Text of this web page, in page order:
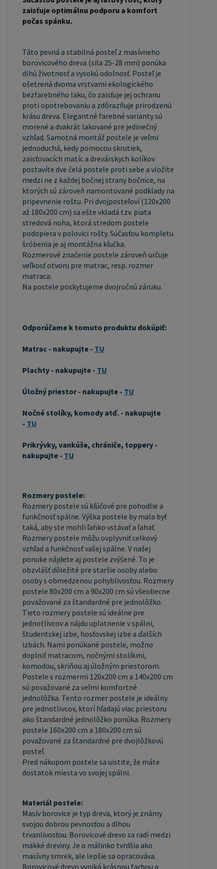
študentskej izbe, hosťovskej izbe a ďalších izbách.
Nami ponúkané postele, možno doplniť
cm a 140x200 cm sú považované za veľmi
komfortné jednolôžka. Tento rozmer postele je
ideálny pre jednotlivcov, ktorí hľadajú viac
priestoru ako štandardné jednolôžko ponúka.
Rozmery postele 160x200 cm a 180x200 cm sú
považované za štandardné pre dvojlôžkovú posteľ.
Pred nákupom postele sa uistite, že máte
dostatok miesta vo svojej spálni. Materiál postele:
Masív borovice je typ dreva, ktorý je známy svojou
dobrou pevnosťou a dlhou trvanlivosťou.
Borovicové drevo sa radí medzi mäkké dreviny. Je
o málinko tvrdšia ako masívny smrek, ale lepšie sa
opracováva. Borovicové drevo vyniká krásnou
farbou a okúzľujúcou kresbou. Má svetlú farbu,
ktorá vďaka obsahu jadra miestami prechádza až
do oranžovo hnedého alebo červenkastého
odtieňa. Tento materiál je často používaný v
nábytkárstve, napríklad na výrobu postelí alebo
knižníc. Výrobky z masívu borovice sú obľúbené pre
troch základných častí: rámu, roštu a matraca.
Rám postele môže byť vyrobený z rôznych
Do rámu sa vkladá rošt. Matrac je položený na
rošt a môže byť vyrobený z rôznych materiálov,
vrátane peny, latexu alebo pružín. Matrac: Veľkosť
matraca by mala zodpovedať rozmerom postele.
Matrac sa delí podľa materiálu výroby na matrace
peny, pružinové matrace, taštičkové matrace,
byť mäkké, stredne tvrdé (H2, H3), tvrdé alebo
veľmi tvrdé (H4). Tvrdosť matraca je dôležitý
faktor, ktorý ovplyvňuje pohodlie a podporu, ktorú
matrac poskytuje. Pri výbere matraca je dôležité
zvážiť niekoľko faktorov, vrátane vašej
preferovanej polohy spánku, vašej telesnej
hmotnosti a akékoľvek zdravotné problémy, ktoré
môžete mať. Latkový rošt ZADARMO: Latkový
rošt je ideálnou voľbou pre tých, ktorí hľadajú
kvalitný, pohodlný a cenovo dostupný podklad pod
matrac. Latkový rošt sa skladá z drevených líšt,
ktoré sú spojené textíliou. Rošt poskytuje dobrú
podporu tela, cirkuláciu vzduchu a odvádzanie
vlhkosti. Rošt postele je tvorený 12 priečkami,
ktoré sú spojené textíliou, priečky roštu sú z
masívu borovice. Medzery medzi priečkami sú cca
11 cm. Spracovanie - lakovaná posteľ: Lakované
postele sú obľúbené pre svoj elegantný vzhľad a
odolnosť. Lakovaný povrch je hladký, ľahko sa čistí
a je odolný voči poškriabaniu a opotrebovaniu. Je
však dôležité mať na pamäti, že biela farba je
obzvlášť citlivá na nežiaduce vonkajšie faktory,
ako je slnečné žiarenie. Dlhodobé vystavenie
vizuálne zmeny v podobe zafarbenia. Máte záujem
o veľkoobchodnú spoluprácu? Alebo chcete získať
zaujímavú cenovú ponuku na väčšie množstvo
našich produktov? Obchodníkom a firmám,
ponúkame možnosť nákupu na veľkoobchodné
zaisťuje optimálnu podporu a komfort
počas spánku.
Táto pevná a stabilná posteľ z masívneho
borovicového dreva (sila 25-28 mm) ponúka
dlhú životnosť a vysokú odolnosť. Posteľ je
ošetrená dvoma vrstvami ekologického
bezfarebného laku, čo zaisťuje jej ochranu
proti opotrebovaniu a zdôrazňuje prirodzenú
krásu dreva. Elegantné farebné varianty sú
morené a dvakrát lakované pre jedinečný
vzhľad. Samotná montáž postele je veľmi
jednoduchá, kedy pomocou skrutiek,
zaisťovacích matíc a drevárskych kolíkov
postavíte dve čelá postele proti sebe a vložíte
medzi ne z každej bočnej strany bočnice, na
ktorých sú zároveň namontované podklady na
pripevnenie roštu. Pri dvojposteľoví (120x200
až 180x200 cm) sa ešte vkladá tzv. piata
stredová noha, ktorá stredom postele
podopiera v polovici rošty. Súčasťou kompletu
šróbenia je aj montážna kľučka.
Rozmerové značenie postele zároveň určuje
veľkosť otvoru pre matrac, resp. rozmer
matraca.
Na postele poskytujeme dvojročnú záruku.
Odporúčame k tomuto produktu dokúpiť:
Matrac - nakupujte - TU
Plachty - nakupujte - TU
Úložný priestor - nakupujte - TU
Nočné stolíky, komody atď. - nakupujte
- TU
Prikrývky, vankúše, chrániče, toppery -
nakupujte - TU
Rozmery postele:
Rozmery postele sú kľúčové pre pohodlie a
funkčnosť spálne. Výška postele by mala byť
taká, aby ste mohli ľahko vstávať a ľahať.
Rozmery postele môžu ovplyvniť celkový
vzhľad a funkčnosť vašej spálne. V našej
ponuke nájdete aj postele zvýšené. To je
obzvlášť dôležité pre staršie osoby alebo
osoby s obmedzenou pohyblivosťou. Rozmery
postele 80x200 cm a 90x200 cm sú všeobecne
považované za štandardné pre jednolôžko.
Tieto rozmery postele sú ideálne pre
jednotlivcov a nájdu uplatnenie v spálni,
študentskej izbe, hosťovskej izbe a ďalších
izbách. Nami ponúkané postele, možno
doplniť matracom, nočnými stolíkmi,
komodou, skriňou aj úložným priestorom.
Postele s rozmermi 120x200 cm a 140x200 cm
sú považované za veľmi komfortné
jednolôžka. Tento rozmer postele je ideálny
pre jednotlivcov, ktorí hľadajú viac priestoru
ako štandardné jednolôžko ponúka. Rozmery
postele 160x200 cm a 180x200 cm sú
považované za štandardné pre dvojlôžkovú
posteľ.
Pred nákupom postele sa uistite, že máte
dostatok miesta vo svojej spálni.
Materiál postele:
Masív borovice je typ dreva, ktorý je známy
svojou dobrou pevnosťou a dlhou
trvanlivosťou. Borovicové drevo sa radí medzi
mäkké dreviny. Je o málinko tvrdšia ako
masívny smrek, ale lepšie sa opracováva.
Borovicové drevo vyniká krásnou farbou a